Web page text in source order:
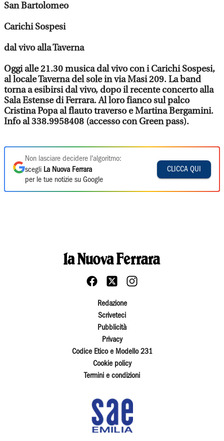
San Bartolomeo
Carichi Sospesi
dal vivo alla Taverna
Oggi alle 21.30 musica dal vivo con i Carichi Sospesi,
al locale Taverna del sole in via Masi 209. La band
torna a esibirsi dal vivo, dopo il recente concerto alla
Sala Estense di Ferrara. Al loro fianco sul palco
Cristina Popa al flauto traverso e Martina Bergamini.
Info al 338.9958408 (accesso con Green pass).
Non lasciare decidere l'algoritmo:
scegli La Nuova Ferrara
per le tue notizie su Google
CLICCA QUI
Redazione
Scriveteci
Pubblicità
Privacy
Codice Etico e Modello 231
Cookie policy
Termini e condizioni